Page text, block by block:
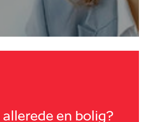
allerede en bolig?